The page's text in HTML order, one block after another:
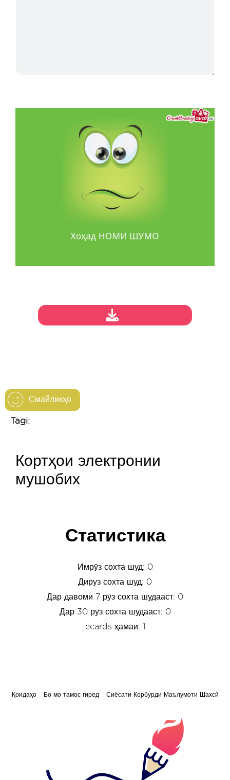
Смайликҳо
Tagi:
Кортҳои электронии
мушобих
Статистика
Имрӯз сохта шуд: 0
Дируз сохта шуд: 0
Дар давоми 7 рӯз сохта шудааст: 0
Дар 30 рӯз сохта шудааст: 0
ecards ҳамаи: 1
Қоидаҳо Бо мо тамос гиред Сиёсати Корбурди Маълумоти Шахсӣ